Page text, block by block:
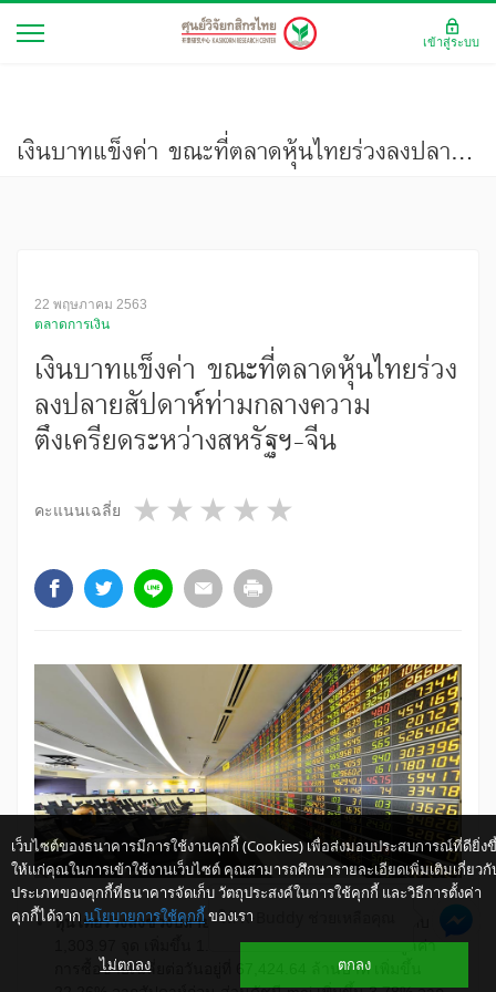
เงินบาทแข็งค่า ขณะที่ตลาดหุ้นไทยร่วงลงปลายสัปดาห์ท่ามกลางความตึงเครียดระหว่างสหรัฐฯ-จีน
22 พฤษภาคม 2563
ตลาดการเงิน
เงินบาทแข็งค่า ขณะที่ตลาดหุ้นไทยร่วง
ลงปลายสัปดาห์ท่ามกลางความ
ตึงเครียดระหว่างสหรัฐฯ-จีน
คะแนนเฉลี่ย 4 stars
3 stars
2 stars
1 star
​​หุ้นไทยร่วงลงช่วงปลายสัปดาห์
1,303.97 จุด เพิ่มขึ้น 1.81% จากสัปดาห์ก่อน ขณะที่มูลค่า
การซื้อขายเฉลี่ยต่อวันอยู่ที่ 67,424.64 ล้านบาท เพิ่มขึ้น
เว็บไซต์ของธนาคารมีการใช้งานคุกกี้ (Cookies) เพื่อส่งมอบประสบการณ์ที่ดียิ่ง
ให้แก่คุณในการเข้าใช้งานเว็บไซต์ คุณสามารถศึกษารายละเอียดเพิ่มเติมเกี่ยวกั
ประเภทของคุกกี้ที่ธนาคารจัดเก็บ วัตถุประสงค์ในการใช้คุกกี้ และวิธีการตั้งค่า
คุกกี้ได้จาก นโยบายการใช้คุกกี้ ของเรา
ไม่ตกลง ตกลง
เข้าสู่ระบบ
ให้ K-Buddy ช่วยเหลือคุณ